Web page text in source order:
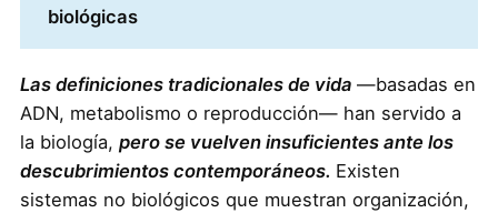
biológicas
Las definiciones tradicionales de vida —basadas en
ADN, metabolismo o reproducción— han servido a
la biología, pero se vuelven insuficientes ante los
descubrimientos contemporáneos. Existen
sistemas no biológicos que muestran organización,